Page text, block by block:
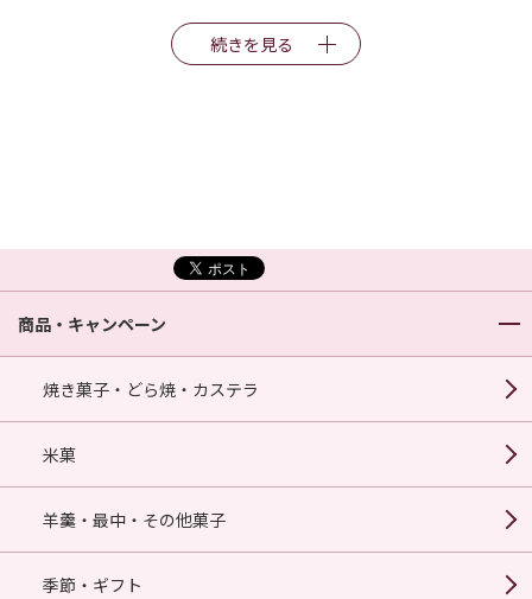
続きを見る
商品・キャンペーン
焼き菓子・どら焼・カステラ
米菓
羊羹・最中・その他菓子
季節・ギフト